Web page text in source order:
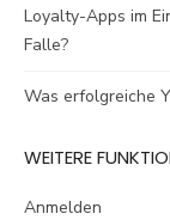
Loyalty-Apps im
Falle?
Was erfolgreiche
WEITERE
Anmelden